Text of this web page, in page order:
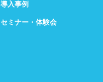
導入事例
セミナー・体験会